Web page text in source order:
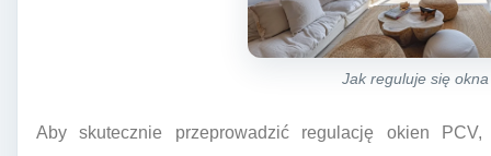
Jak reguluje się
Aby skutecznie przeprowadzić regulację okien